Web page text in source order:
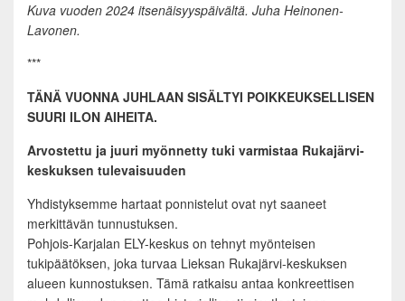
Kuva vuoden 2024 itsenäisyyspäivältä. Juha Heinonen-
Lavonen.
***
TÄNÄ VUONNA JUHLAAN SISÄLTYI POIKKEUKSELLISEN
SUURI ILON AIHEITA.
Arvostettu ja juuri myönnetty tuki varmistaa Rukajärvi-
keskuksen tulevaisuuden
Yhdistyksemme hartaat ponnistelut ovat nyt saaneet
merkittävän tunnustuksen.
Pohjois-Karjalan ELY-keskus on tehnyt myönteisen
tukipäätöksen, joka turvaa Lieksan Rukajärvi-keskuksen
alueen kunnostuksen. Tämä ratkaisu antaa konkreettisen